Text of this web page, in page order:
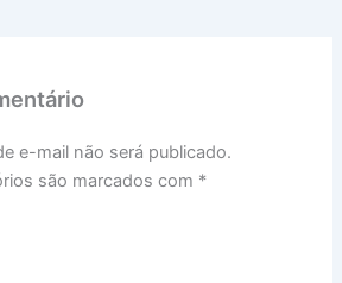
e-mail não será publicado.
são marcados com *